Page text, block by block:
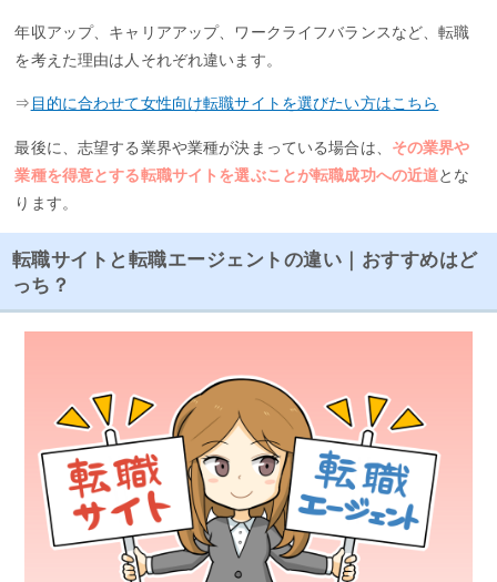
年収アップ、キャリアアップ、ワークライフバランスなど、転職
を考えた理由は人それぞれ違います。
⇒ 目的に合わせて女性向け転職サイトを選びたい方はこちら
最後に、志望する業界や業種が決まっている場合は、 その業界や
業種を得意とする転職サイトを選ぶことが転職成功への近道とな
ります。
転職サイトと転職エージェントの違い｜おすすめはど
っち？